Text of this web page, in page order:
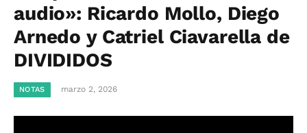
audio»: Ricardo Mollo, Diego
Arnedo y Catriel Ciavarella de
DIVIDIDOS
NOTAS marzo 2, 2026